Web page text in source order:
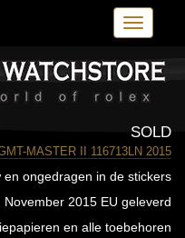
Toggle
SOLD
MASTER II 116713LN 2015
en ongedragen in de stickers
November 2015 EU geleverd
en alle toebehoren